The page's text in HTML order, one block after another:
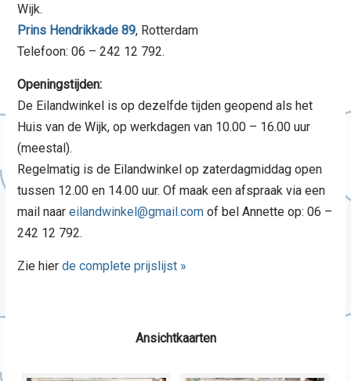
Wijk.
Prins Hendrikkade 89, Rotterdam
Telefoon: 06 – 242 12 792.
Openingstijden:
De Eilandwinkel is op dezelfde tijden geopend als het
Huis van de Wijk, op werkdagen van 10.00 – 16.00 uur
(meestal).
Regelmatig is de Eilandwinkel op zaterdagmiddag open
tussen 12.00 en 14.00 uur. Of maak een afspraak via een
mail naar eilandwinkel@gmail.com of bel Annette op: 06 –
242 12 792.
Zie hier de complete prijslijst »
Ansichtkaarten